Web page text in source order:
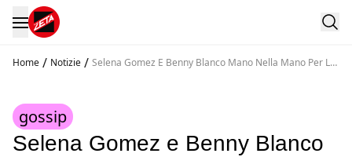
Home / Notizie / Selena Gomez E Benny Blanco Mano Nella Mano Per La
gossip
Selena Gomez e Benny Blanco